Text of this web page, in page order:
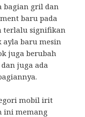
bagian gril dan
baru pada
terlalu signifikan
ayla baru mesin
juga berubah
juga ada
mobil irit
ini memang